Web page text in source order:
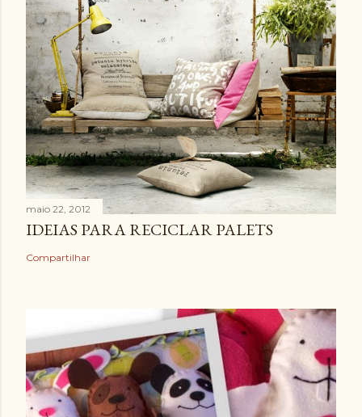
maio 22, 2012
IDEIAS PARA RECICLAR PALETS
Compartilhar